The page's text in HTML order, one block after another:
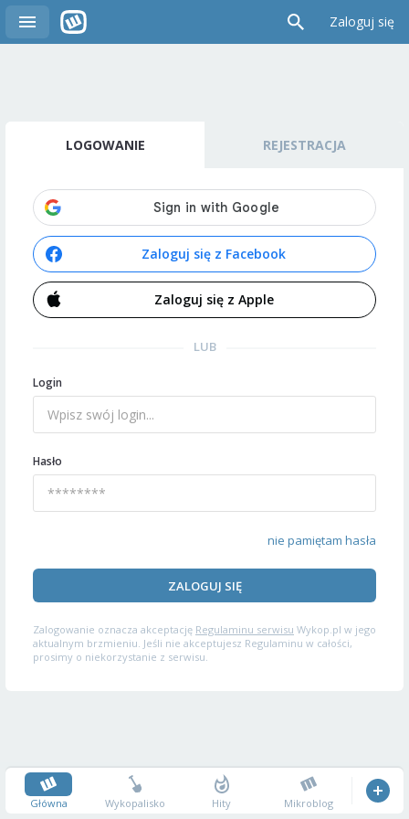
Zaloguj się
LOGOWANIE REJESTRACJA
Zaloguj się z Facebook
Zaloguj się z Apple
LUB
Login
Hasło
nie pamiętam hasła
ZALOGUJ SIĘ
Zalogowanie oznacza akceptację Regulaminu serwisu Wykop.pl w jego
aktualnym brzmieniu. Jeśli nie akceptujesz Regulaminu w całości,
prosimy o niekorzystanie z serwisu.
Główna Wykopalisko Hity Mikroblog